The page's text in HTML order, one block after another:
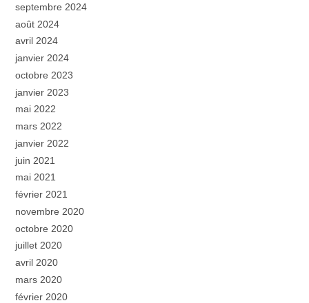
septembre 2024
août 2024
avril 2024
janvier 2024
octobre 2023
janvier 2023
mai 2022
mars 2022
janvier 2022
juin 2021
mai 2021
février 2021
novembre 2020
octobre 2020
juillet 2020
avril 2020
mars 2020
février 2020